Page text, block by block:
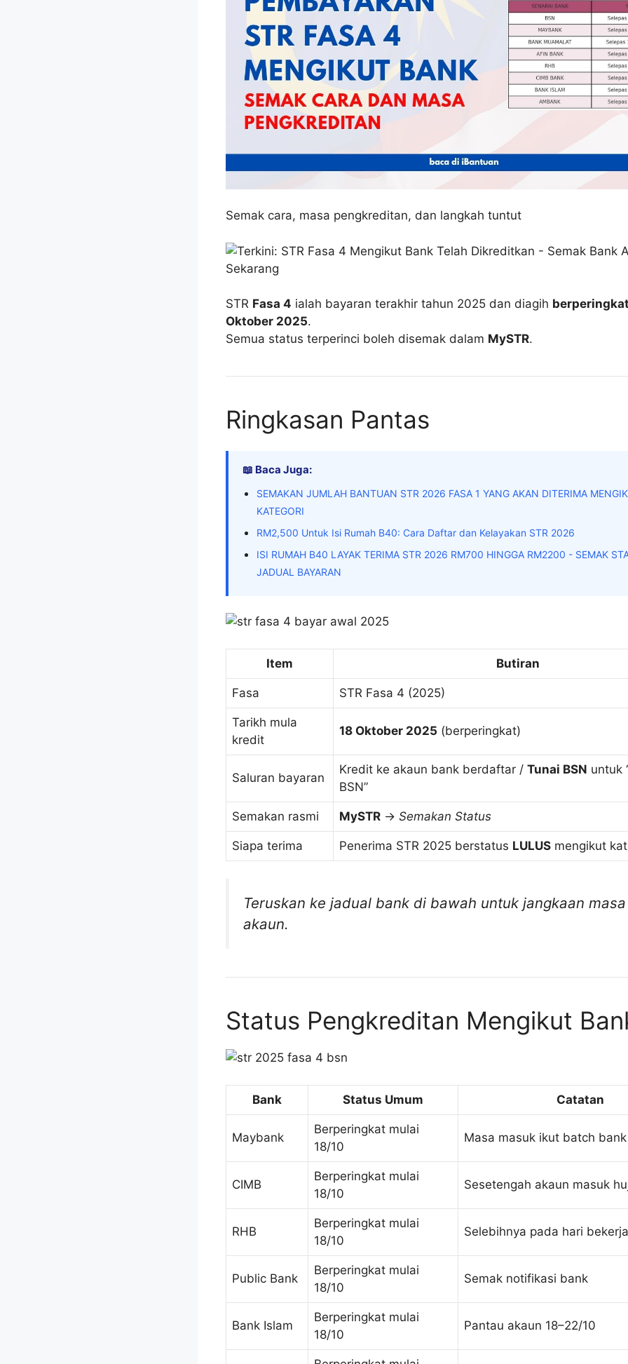
Semak cara, masa pengkreditan, dan langkah tuntut
STR Fasa 4 ialah bayaran terakhir tahun 2025 dan diagih
Oktober 2025.
Semua status terperinci boleh disemak dalam MySTR.
Ringkasan Pantas
📖 Baca Juga:
SEMAKAN JUMLAH BANTUAN STR 2026 FASA 1 YANG AKAN DITERIMA
KATEGORI
RM2,500 Untuk Isi Rumah B40: Cara Daftar dan Kelayakan STR 2026
ISI RUMAH B40 LAYAK TERIMA STR 2026 RM700 HINGGA RM2200 - SEMAK
JADUAL BAYARAN
Item Butiran
Fasa STR Fasa 4 (2025)
Tarikh mula
kredit
18 Oktober 2025 (berperingkat)
Saluran bayaran
Kredit ke akaun bank berdaftar / Tunai BSN untuk
BSN”
Semakan rasmi MySTR → Semakan Status
Siapa terima Penerima STR 2025 berstatus LULUS mengikut
Teruskan ke jadual bank di bawah untuk jangkaan
akaun.
Status Pengkreditan Mengikut
Bank Status Umum Catatan
Maybank
Berperingkat mulai
18/10
Masa masuk ikut batch bank
CIMB
Berperingkat mulai
18/10
Sesetengah akaun masuk
RHB
Berperingkat mulai
18/10
Selebihnya pada hari
Public Bank
Berperingkat mulai
18/10
Semak notifikasi bank
Bank Islam
Berperingkat mulai
18/10
Pantau akaun 18–22/10